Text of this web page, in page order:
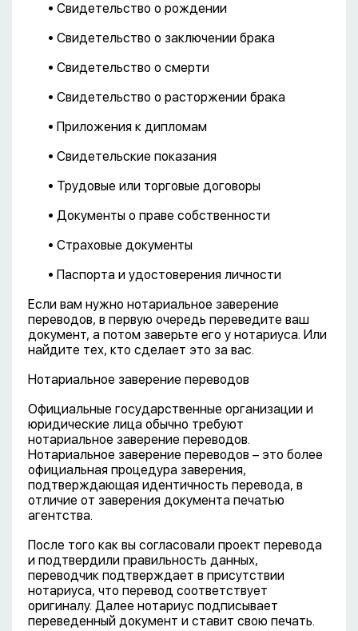
• Свидетельство о рождении
• Свидетельство о заключении брака
• Свидетельство о смерти
• Свидетельство о расторжении брака
• Приложения к дипломам
• Свидетельские показания
• Трудовые или торговые договоры
• Документы о праве собственности
• Страховые документы
• Паспорта и удостоверения личности
Если вам нужно нотариальное заверение
переводов, в первую очередь переведите ваш
документ, а потом заверьте его у нотариуса. Или
найдите тех, кто сделает это за вас.
Нотариальное заверение переводов
Официальные государственные организации и
юридические лица обычно требуют
нотариальное заверение переводов.
Нотариальное заверение переводов – это более
официальная процедура заверения,
подтверждающая идентичность перевода, в
отличие от заверения документа печатью
агентства.
После того как вы согласовали проект перевода
и подтвердили правильность данных,
переводчик подтверждает в присутствии
нотариуса, что перевод соответствует
оригиналу. Далее нотариус подписывает
переведенный документ и ставит свою печать.